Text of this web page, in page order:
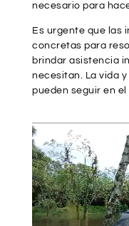
necesario para
Es urgente que las
concretas para
brindar asistencia
necesitan. La vida
pueden seguir en el